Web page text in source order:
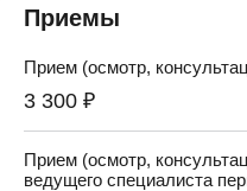
Приемы
Прием (осмотр,
3 300 ₽
Прием (осмотр,
ведущего специалиста